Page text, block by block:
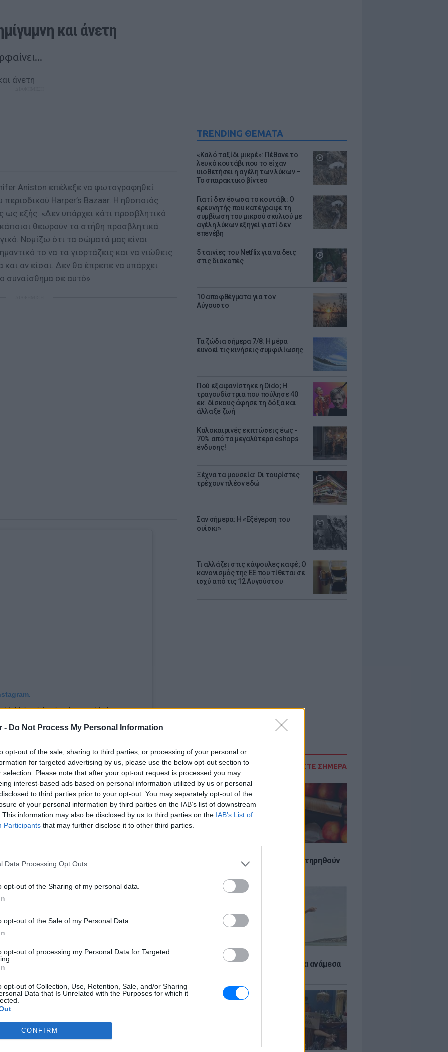
- Do Not Process My Personal Information
opt-out of the sale, sharing to third parties, or processing of your personal or
for targeted advertising by us, please use the below opt-out section to
selection. Please note that after your opt-out request is processed you may
interest-based ads based on personal information utilized by us or personal
to third parties prior to your opt-out. You may separately opt-out of the
of your personal information by third parties on the IAB’s list of downstream
This information may also be disclosed by us to third parties on the IAB’s List of
Participants that may further disclose it to other third parties.
Data Processing Opt Outs
opt-out of the Sharing of my personal data.
opt-out of the Sale of my Personal Data.
opt-out of processing my Personal Data for Targeted
opt-out of Collection, Use, Retention, Sale, and/or Sharing
Data that Is Unrelated with the Purposes for which it
CONFIRM
TRENDING ΘΕΜΑΤΑ
«Καλό ταξίδι μικρέ»: Πέθανε το
λευκό κουτάβι που το είχαν
υιοθετήσει η αγέλη των λύκων –
Το σπαρακτικό βίντεο
Γιατί δεν έσωσα το κουτάβι: Ο
ερευνητής που κατέγραφε τη
συμβίωση του μικρού σκυλιού με
αγέλη λύκων εξηγεί γιατί δεν
επενέβη
5 ταινίες του Netflix για να δεις
στις διακοπές
10 αποφθέγματα για τον
Αύγουστο
Τα ζώδια σήμερα 7/8: Η μέρα
ευνοεί τις κινήσεις συμφιλίωσης
Πού εξαφανίστηκε η Dido; Η
τραγουδίστρια που πούλησε 40
εκ. δίσκους άφησε τη δόξα και
άλλαξε ζωή
Καλοκαιρινές εκπτώσεις έως -
70% από τα μεγαλύτερα eshops
ένδυσης!
Ξέχνα τα μουσεία: Οι τουρίστες
τρέχουν πλέον εδώ
Σαν σήμερα: Η «Εξέγερση του
ουίσκι»
Τι αλλάζει στις κάψουλες καφέ; Ο
κανονισμός της ΕΕ που τίθεται σε
ισχύ από τις 12 Αυγούστου
ΔΙΑΒΑΣΤΕ ΣΗΜΕΡΑ
6 φρούτα που μπορουν να διατηρηθούν
Πώς να αποφύγεις το σύγκαμα ανάμεσα
και άνετη
Aniston επέλεξε να φωτογραφηθεί
περιοδικού Harper’s Bazaar. Η ηθοποιός
ως εξής: «Δεν υπάρχει κάτι προσβλητικό
θεωρούν τα στήθη προσβλητικά.
Νομίζω ότι τα σώματά μας είναι
το να τα γιορτάζεις και να νιώθεις
και αν είσαι. Δεν θα έπρεπε να υπάρχει
συναίσθημα σε αυτό»
I think celebrating them and being
age you are—is important. There
around it.” #JenniferAniston gives
issue. The actress sits down with her
about turning 50. Link in bio to read the
Styling by @menamorado Hair
Manicure by
@levian_jewelry & @gianvitorossi
το χρήστηHarper's BAZAAR(@harpersbazaarus) στις 6 Μάι, 2019 στις 5:21 πμ PDT
ΔΙΑΦΗΜΙΣΗ
στο
για
!
και στο Instagram